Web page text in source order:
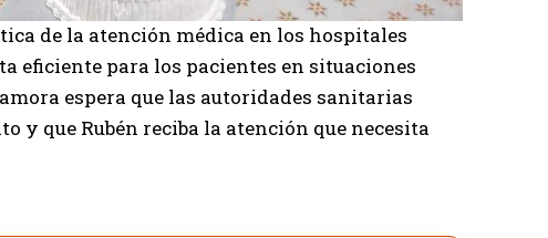
de la atención médica en los hospitales
eficiente para los pacientes en situaciones
espera que las autoridades sanitarias
y que Rubén reciba la atención que necesita